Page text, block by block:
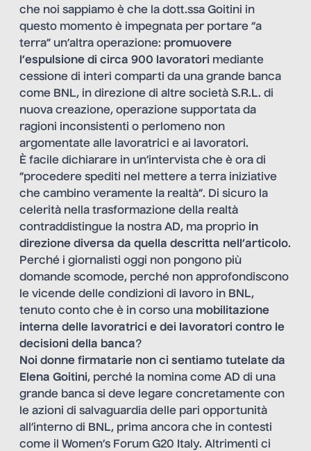
che noi sappiamo è che la dott.ssa Goitini in
questo momento è impegnata per portare “a
terra” un’altra operazione: promuovere
l’espulsione di circa 900 lavoratori mediante
cessione di interi comparti da una grande banca
come BNL, in direzione di altre società S.R.L. di
nuova creazione, operazione supportata da
ragioni inconsistenti o perlomeno non
argomentate alle lavoratrici e ai lavoratori.
È facile dichiarare in un’intervista che è ora di
“procedere spediti nel mettere a terra iniziative
che cambino veramente la realtà”. Di sicuro la
celerità nella trasformazione della realtà
contraddistingue la nostra AD, ma proprio in
direzione diversa da quella descritta nell’articolo.
Perché i giornalisti oggi non pongono più
domande scomode, perché non approfondiscono
le vicende delle condizioni di lavoro in BNL,
tenuto conto che è in corso una mobilitazione
interna delle lavoratrici e dei lavoratori contro le
decisioni della banca?
Noi donne firmatarie non ci sentiamo tutelate da
Elena Goitini, perché la nomina come AD di una
grande banca si deve legare concretamente con
le azioni di salvaguardia delle pari opportunità
all’interno di BNL, prima ancora che in contesti
come il Women’s Forum G20 Italy. Altrimenti ci